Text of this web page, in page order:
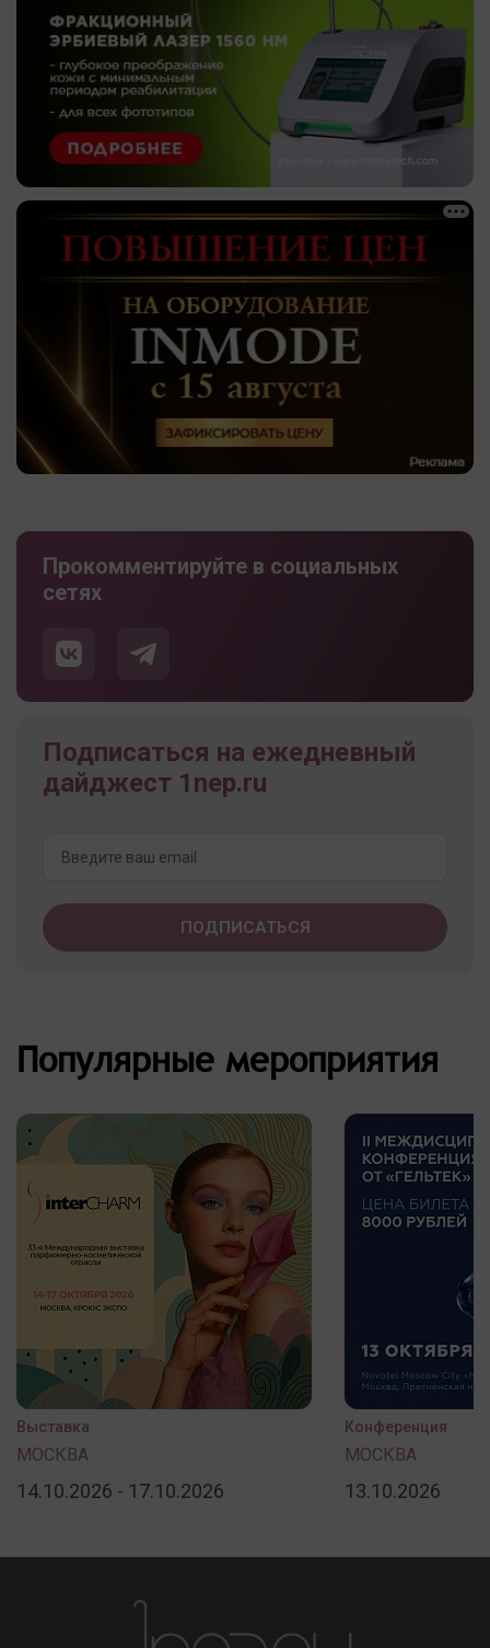
Прокомментируйте в социальных
сетях
Подписаться на ежедневный
дайджест 1nep.ru
Популярные мероприятия
Выставка
МОСКВА
14.10.2026 - 17.10.2026
Конференция
МОСКВА
13.10.2026